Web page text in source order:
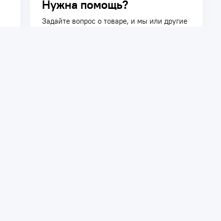
Нужна помощь?
Задайте вопрос о товаре, и мы или другие